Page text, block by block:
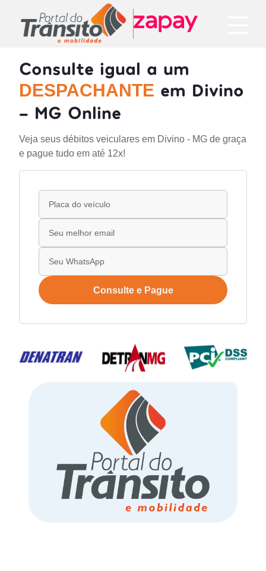
Consulte igual a um
DESPACHANTE em Divino
- MG Online
Veja seus débitos veiculares em Divino - MG de graça
e pague tudo em até 12x!
Consulte e Pague